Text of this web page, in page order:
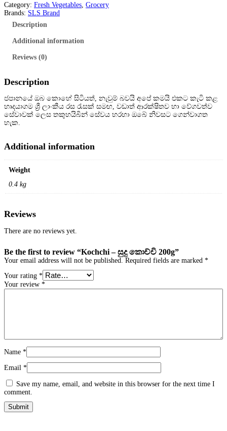
Category: Fresh Vegetables Grocery
Brands: SLS Brand
Description
Additional information
Reviews (0)
Description
ජපානයේ ඔබ කොහේ සිටියත්, නැවුම් බවයි අපේ කමයි එකට කැටි කළ
හෘදයාගම ශ් රී ලාංකීය රස රැසක් සමඟ, වඩාත් ආරක්ෂිතව හා වේගවත්ව
සේවාවක් ලෙස තකුහයිබින් සේවය හරහා ඔබේ නිවසට ගෙන්වාගත
හැක.
Additional information
Weight
0.4 kg
Reviews
There are no reviews yet.
Be the first to review “Kochchi – සුදු කොච්චි 200g”
Your email address will not be published. Required fields are marked *
Your rating *
Your review *
Name *
Email *
Save my name, email, and website in this browser for the next time I
comment.